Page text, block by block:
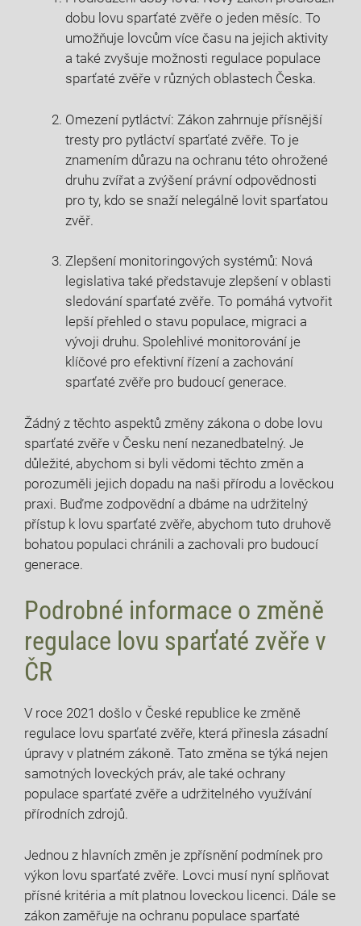
‌dobu lovu sparťaté zvěře o jeden měsíc. To
umožňuje lovcům více času na jejich aktivity
a také zvyšuje možnosti regulace populace
sparťaté zvěře v různých oblastech Česka.
Omezení pytláctví: Zákon zahrnuje⁤ přísnější
tresty pro pytláctví sparťaté‌ zvěře. To je
znamením důrazu na ochranu‍ této ohrožené
druhu zvířat a zvýšení⁤ právní⁤ odpovědnosti
pro ty, kdo se snaží⁤ nelegálně lovit sparťatou
zvěř.
Zlepšení monitoringových⁤ systémů: Nová
legislativa​ také ‌představuje zlepšení v oblasti
sledování sparťaté zvěře. To⁢ pomáhá vytvořit
lepší přehled o stavu ‍populace, migraci a
vývoji druhu. Spolehlivé monitorování je
⁢klíčové ⁢pro efektivní řízení a‍ zachování
sparťaté zvěře pro budoucí‍ generace.
Žádný ⁤z těchto aspektů ⁢změny zákona o dobe lovu
sparťaté zvěře v Česku není⁣ nezanedbatelný. ‍Je
důležité, abychom⁢ si byli vědomi ‍těchto změn ‍a
porozuměli​ jejich dopadu na‍ naši‍ přírodu ‍a lověckou
praxi. Buďme zodpovědní⁤ a dbáme na‍ udržitelný
přístup k lovu ⁣sparťaté zvěře, abychom tuto druhově
bohatou ‍populaci chránili a‌ zachovali pro⁢ budoucí
generace.
Podrobné informace o změně
regulace lovu‍ sparťaté‍ zvěře v
⁣ČR
V roce ‍2021 došlo ⁤v ​České ​republice ke změně
regulace lovu sparťaté zvěře, která přinesla ⁤zásadní⁤
úpravy v platném zákoně. Tato změna se týká nejen‍
samotných⁢ loveckých práv, ⁣ale také ochrany
populace sparťaté ⁣zvěře a udržitelného využívání
přírodních zdrojů.
Jednou z hlavních změn je​ zpřísnění‍ podmínek pro
výkon lovu sparťaté zvěře. ⁤Lovci musí⁣ nyní splňovat
přísné kritéria ‍a mít​ platnou loveckou​ licenci. Dále se
zákon zaměřuje na ochranu populace sparťaté